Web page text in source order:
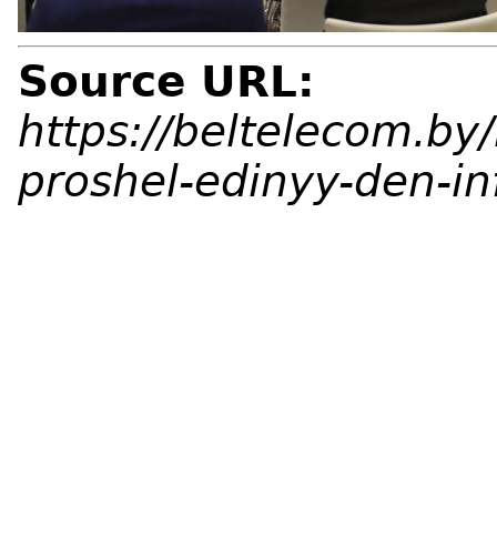
Source URL:
https://
proshel-edinyy-den-